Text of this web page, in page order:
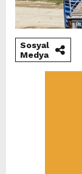
Sosyal
Medya